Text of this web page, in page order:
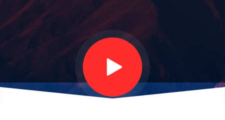
0928-
2024
(30'00")
(Kotaさ